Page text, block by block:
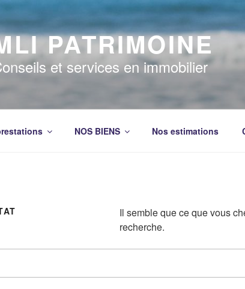
PATRIMOINE
et services en immobilier
NOS BIENS Nos estimations
Il semble que ce que vous
recherche.